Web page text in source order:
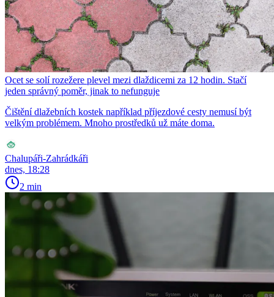
Ocet se solí rozežere plevel mezi dlaždicemi za 12 hodin. Stačí
jeden správný poměr, jinak to nefunguje
Čištění dlažebních kostek například příjezdové cesty nemusí být
velkým problémem. Mnoho prostředků už máte doma.
Chalupáři-Zahrádkáři
dnes, 18:28
2 min